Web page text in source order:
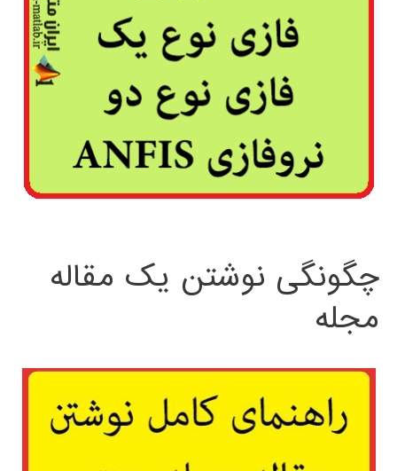
چگونگی نوشتن یک مقاله
مجله